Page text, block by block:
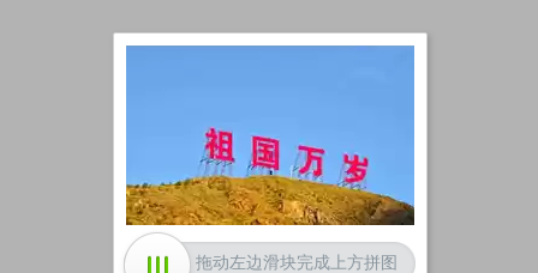
拖动左边滑块完成上方拼图